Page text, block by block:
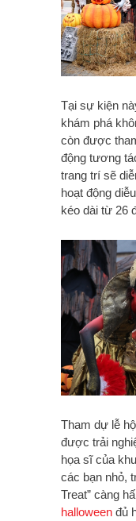
Tại sự kiện
khám phá
còn được
động tương
trang trí sẽ
hoạt động
kéo dài từ 26
Tham dự lễ
được trải
họa sĩ của
các bạn nhỏ,
Treat” càng
halloween đủ